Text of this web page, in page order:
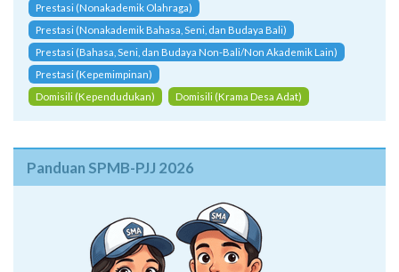
Prestasi (Nonakademik Olahraga)
Prestasi (Nonakademik Bahasa, Seni, dan Budaya Bali)
Prestasi (Bahasa, Seni, dan Budaya Non-Bali/Non Akademik Lain)
Prestasi (Kepemimpinan)
Domisili (Kependudukan)
Domisili (Krama Desa Adat)
Panduan SPMB-PJJ 2026